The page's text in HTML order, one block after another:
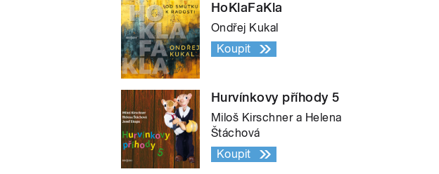
HoKlaFaKla
Ondřej Kukal
Koupit
Hurvínkovy příhody 5
Miloš Kirschner a Helena
Štáchová
Koupit